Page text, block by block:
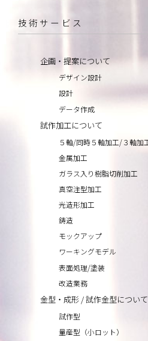
技術サービス
企画・提案について
デザイン設計
設計
データ作成
試作加工について
５軸/同時５軸加工/３軸加
金属加工
ガラス入り樹脂切削加工
真空注型加工
光造形加工
鋳造
モックアップ
ワーキングモデル
表面処理/塗装
改造業務
金型・成形 / 試作金型について
試作型
量産型（小ロット）